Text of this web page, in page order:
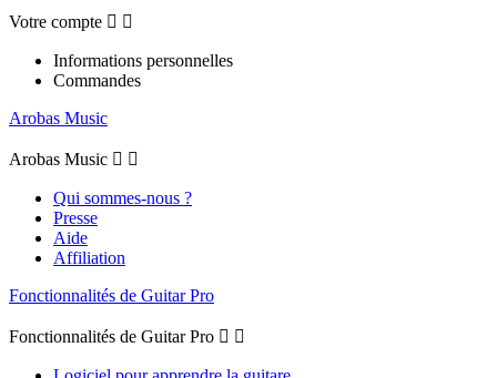
Votre compte  
Informations personnelles
Commandes
Arobas Music
Arobas Music  
Qui sommes-nous ?
Presse
Aide
Affiliation
Fonctionnalités de Guitar Pro
Fonctionnalités de Guitar Pro  